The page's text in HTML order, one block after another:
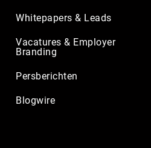
Whitepapers & Leads
Vacatures & Employer
Branding
Persberichten
Blogwire